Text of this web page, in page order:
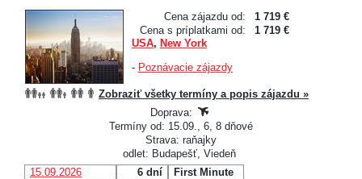
Cena zájazdu od:
1 719 €
Cena s príplatkami od:
1 719 €
USA, New York
- Poznávacie zájazdy
Zobraziť všetky termíny a popis zájazdu »
Doprava:
Termíny od: 15.09., 6, 8 dňové
Strava: raňajky
odlet: Budapešť, Viedeň
15.09.2026
6 dní
First Minute